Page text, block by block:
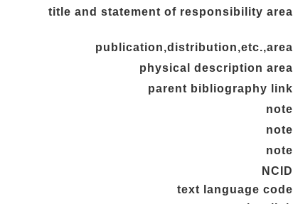
title and statement of responsibility area
publication,distribution,etc.,area
physical description area
parent bibliography link
note
note
note
NCID
text language code